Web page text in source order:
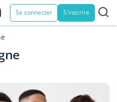
Se connecter S'inscrire